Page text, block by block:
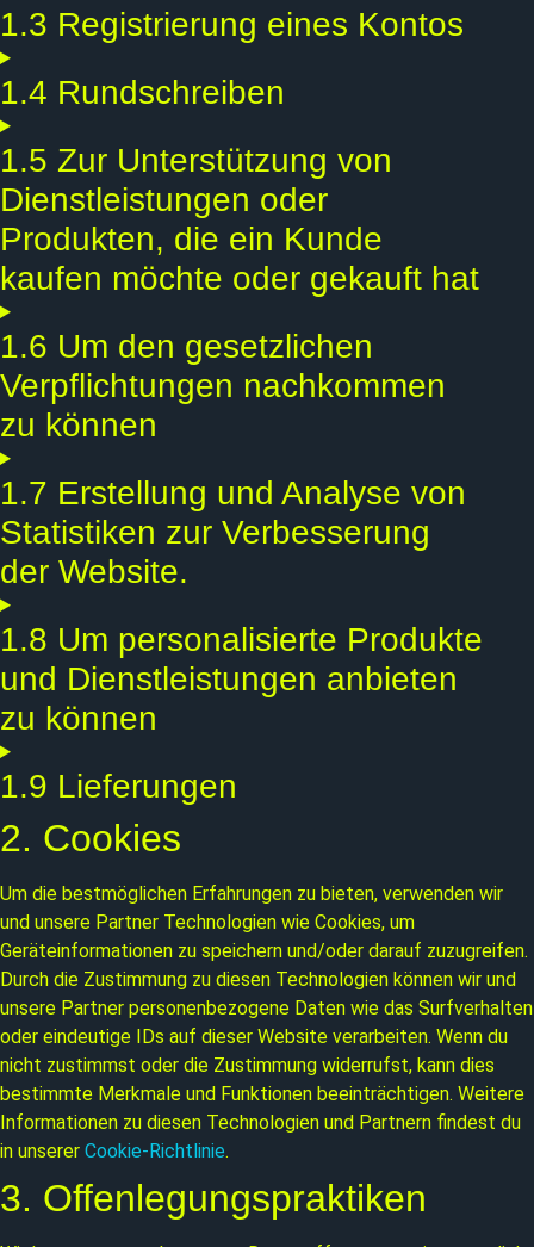
1.3 Registrierung eines Kontos
1.4 Rundschreiben
1.5 Zur Unterstützung von
Dienstleistungen oder
Produkten, die ein Kunde
kaufen möchte oder gekauft hat
1.6 Um den gesetzlichen
Verpflichtungen nachkommen
zu können
1.7 Erstellung und Analyse von
Statistiken zur Verbesserung
der Website.
1.8 Um personalisierte Produkte
und Dienstleistungen anbieten
zu können
1.9 Lieferungen
2. Cookies
Um die bestmöglichen Erfahrungen zu bieten, verwenden wir
und unsere Partner Technologien wie Cookies, um
Geräteinformationen zu speichern und/oder darauf zuzugreifen.
Durch die Zustimmung zu diesen Technologien können wir und
unsere Partner personenbezogene Daten wie das Surfverhalten
oder eindeutige IDs auf dieser Website verarbeiten. Wenn du
nicht zustimmst oder die Zustimmung widerrufst, kann dies
bestimmte Merkmale und Funktionen beeinträchtigen. Weitere
Informationen zu diesen Technologien und Partnern findest du
in unserer Cookie-Richtlinie.
3. Offenlegungspraktiken